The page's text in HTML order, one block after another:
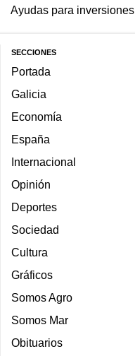
Ayudas para inversiones
SECCIONES
Portada
Galicia
Economía
España
Internacional
Opinión
Deportes
Sociedad
Cultura
Gráficos
Somos Agro
Somos Mar
Obituarios